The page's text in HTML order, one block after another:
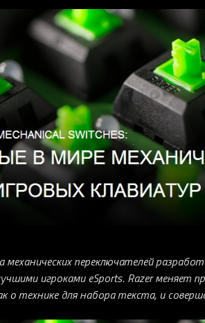
механических переключателей
игроками eSports. Razerменяет
о технике для набора текста, и